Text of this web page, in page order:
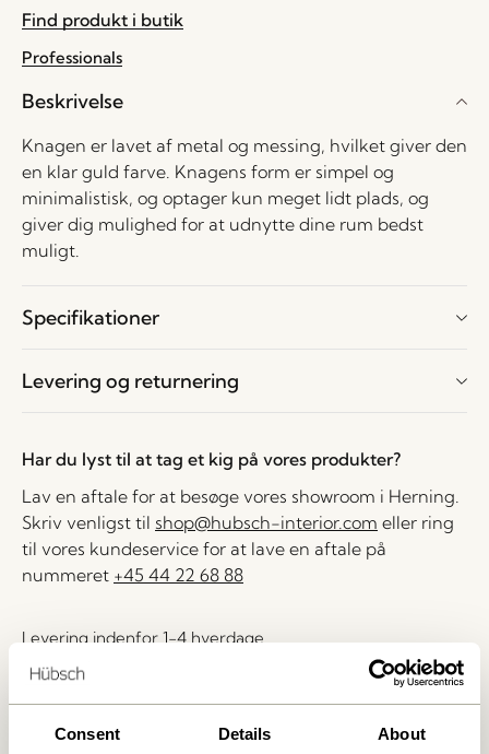
Consent Details About
Find produkt i butik
Professionals
Beskrivelse
Knagen er lavet af metal og messing, hvilket giver den
en klar guld farve. Knagens form er simpel og
minimalistisk, og optager kun meget lidt plads, og
giver dig mulighed for at udnytte dine rum bedst
muligt.
Specifikationer
Levering og returnering
Har du lyst til at tag et kig på vores produkter?
Lav en aftale for at besøge vores showroom i Herning.
Skriv venligst til shop@hubsch-interior.com eller ring
til vores kundeservice for at lave en aftale på
nummeret +45 44 22 68 88
Levering indenfor 1-4 hverdage
30 dages returret